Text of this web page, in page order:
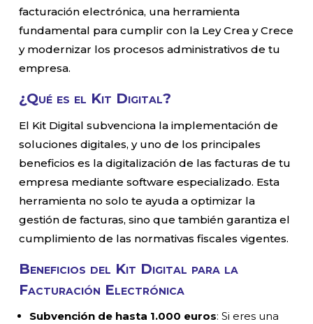
facturación electrónica, una herramienta
fundamental para cumplir con la Ley Crea y Crece
y modernizar los procesos administrativos de tu
empresa.
¿Qué es el Kit Digital?
El Kit Digital subvenciona la implementación de
soluciones digitales, y uno de los principales
beneficios es la digitalización de las facturas de tu
empresa mediante software especializado. Esta
herramienta no solo te ayuda a optimizar la
gestión de facturas, sino que también garantiza el
cumplimiento de las normativas fiscales vigentes.
Beneficios del Kit Digital para la
Facturación Electrónica
Subvención de hasta 1.000 euros: Si eres una